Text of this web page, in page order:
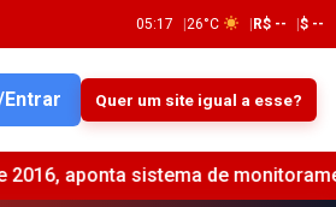
05:17 26°C R$ -- $ --
Quer um site igual a esse?
de monitoramento • Banco